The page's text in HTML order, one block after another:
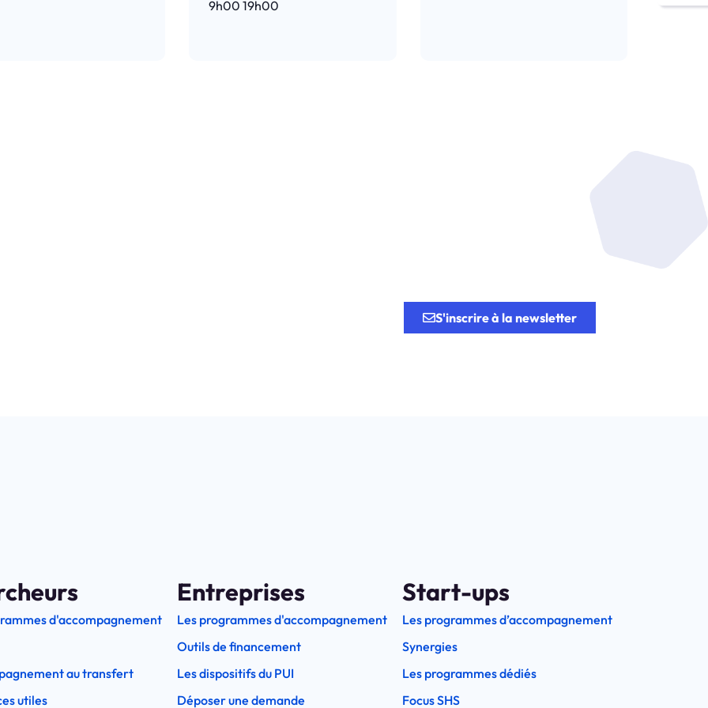
9h00 19h00
S'inscrire à la newsletter
d'accompagnement
au transfert
utiles
Entreprises
Les programmes d'accompagnement
Outils de financement
Les dispositifs du PUI
Déposer une demande
Start-ups
Les programmes d’accompagnement
Synergies
Les programmes dédiés
Focus SHS